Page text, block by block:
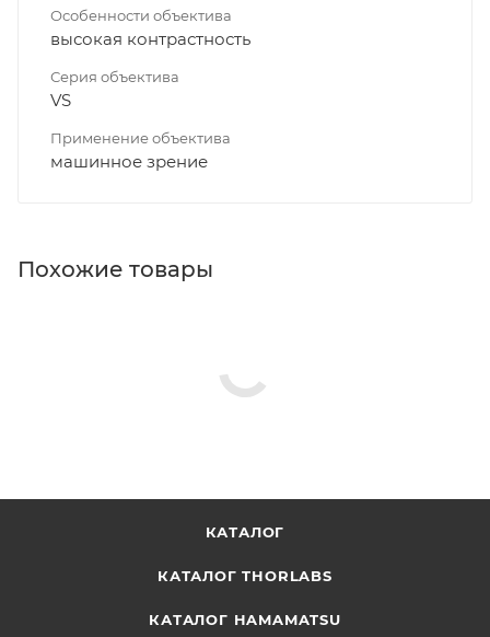
Особенности объектива
высокая контрастность
Серия объектива
VS
Применение объектива
машинное зрение
Похожие товары
КАТАЛОГ
КАТАЛОГ THORLABS
КАТАЛОГ HAMAMATSU